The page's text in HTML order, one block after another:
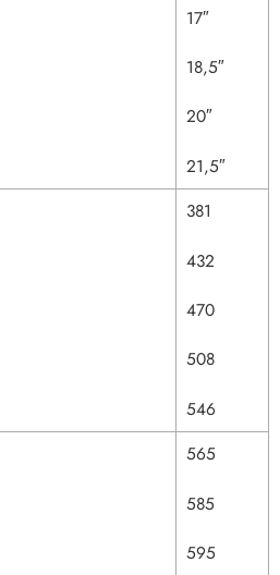
17″
18,5″
20″
21,5″
381
432
470
508
546
565
585
595